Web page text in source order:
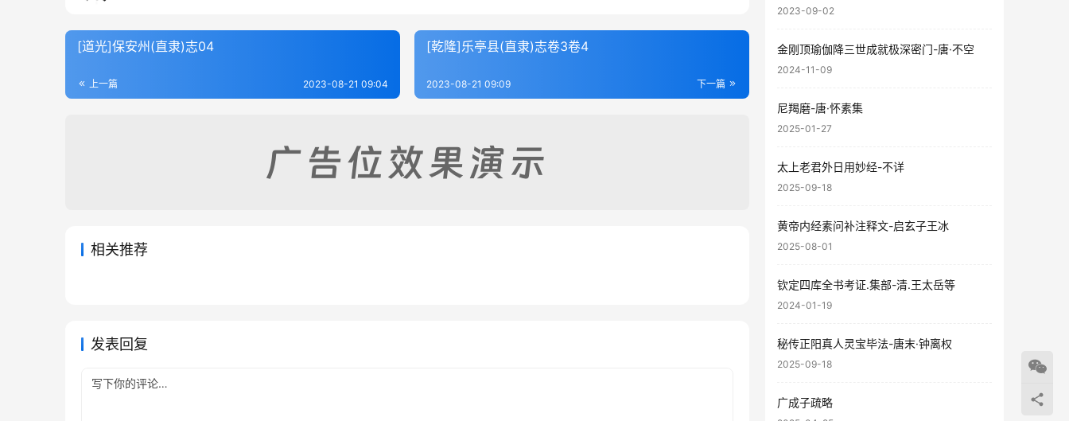
[道光]保安州(直隶)志04
上一篇 2023-08-21 09:04
[乾隆]乐亭县(直隶)志卷3卷4
下一篇
2023-08-21 09:09
相关推荐
发表回复
2023-09-02
金刚顶瑜伽降三世成就极深密门-唐·不空
2024-11-09
尼羯磨-唐·怀素集
2025-01-27
太上老君外日用妙经-不详
2025-09-18
黄帝内经素问补注释文-启玄子王冰
2025-08-01
钦定四库全书考证.集部-清.王太岳等
2024-01-19
秘传正阳真人灵宝毕法-唐末·钟离权
2025-09-18
广成子疏略